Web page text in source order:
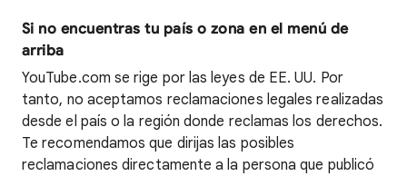
Si no encuentras tu país o zona en el menú de
arriba
YouTube.com se rige por las leyes de EE. UU. Por
tanto, no aceptamos reclamaciones legales realizadas
desde el país o la región donde reclamas los derechos.
Te recomendamos que dirijas las posibles
reclamaciones directamente a la persona que publicó